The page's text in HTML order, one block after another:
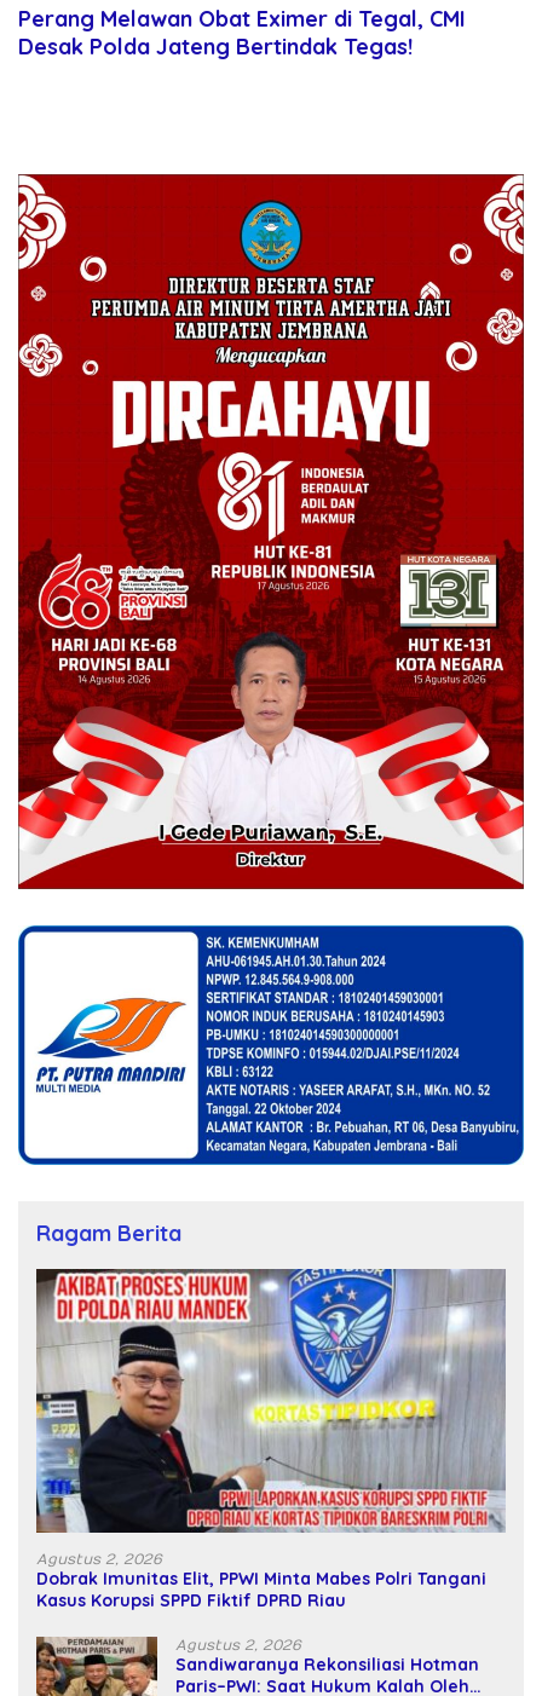
Perang Melawan Obat Eximer di Tegal, CMI
Desak Polda Jateng Bertindak Tegas!
Ragam Berita
Agustus 2, 2026
Dobrak Imunitas Elit, PPWI Minta Mabes Polri Tangani
Kasus Korupsi SPPD Fiktif DPRD Riau
Agustus 2, 2026
Sandiwaranya Rekonsiliasi Hotman
Paris–PWI: Saat Hukum Kalah Oleh